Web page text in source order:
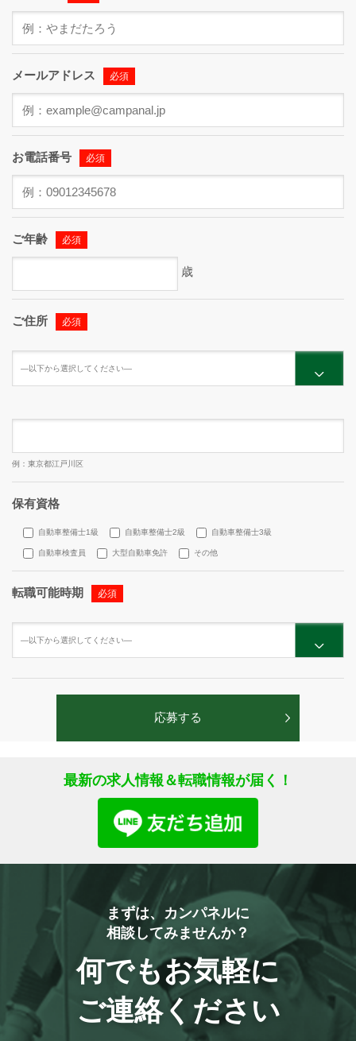
メールアドレス 必須
お電話番号 必須
ご年齢 必須
歳
ご住所 必須
例：東京都江戸川区
保有資格
自動車整備士1級 自動車整備士2級 自動車整備士3級
自動車検査員 大型自動車免許 その他
転職可能時期 必須
最新の求人情報＆転職情報が届く！
まずは、カンパネルに
相談してみませんか？
何でもお気軽に
ご連絡ください